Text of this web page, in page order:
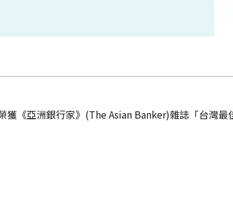
獲《亞洲銀行家》(The Asian Banker)雜誌「台灣最